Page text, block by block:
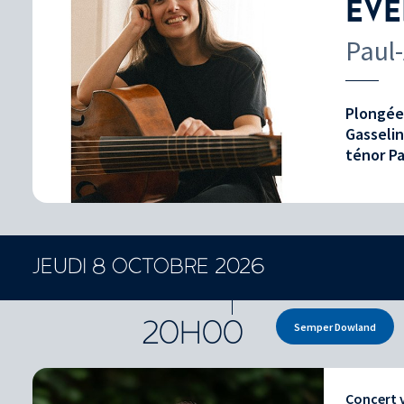
ténor
JEUDI 8 OCTOBRE 2026
20H00 Semper Dowland
Concert